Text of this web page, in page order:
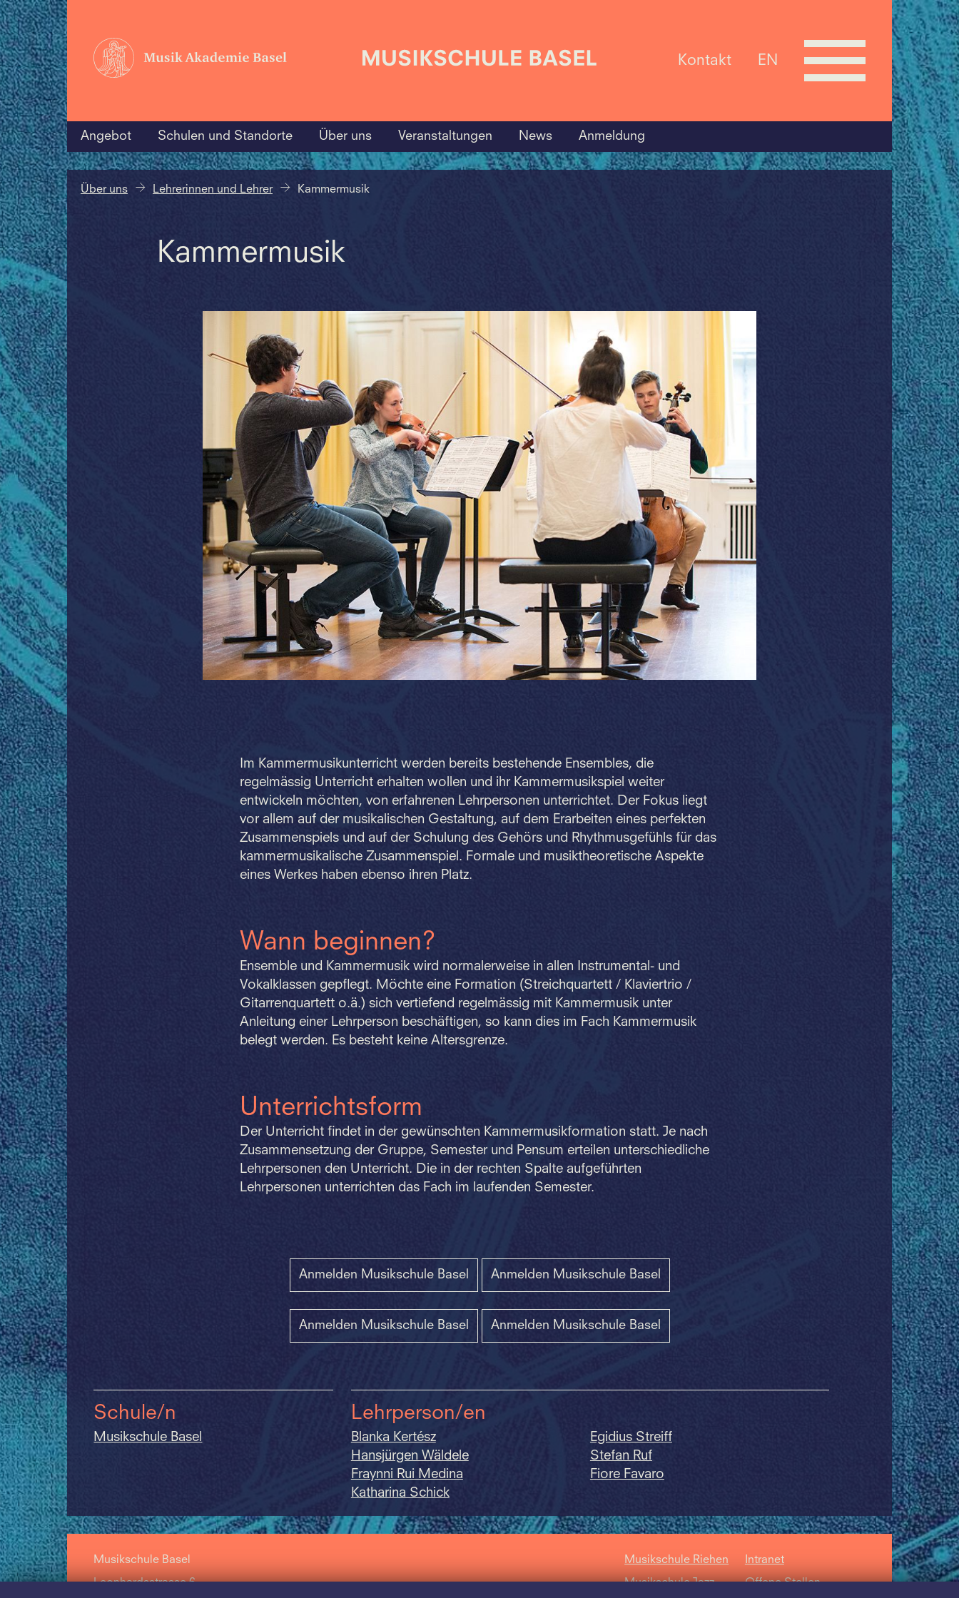
Kontakt EN
Angebot Schulen und Standorte Über uns Veranstaltungen News Anmeldung
Über uns Lehrerinnen und Lehrer Kammermusik
Kammermusik
Im Kammermusikunterricht werden bereits bestehende Ensembles, die
regelmässig Unterricht erhalten wollen und ihr Kammermusikspiel weiter
entwickeln möchten, von erfahrenen Lehrpersonen unterrichtet. Der Fokus liegt
vor allem auf der musikalischen Gestaltung, auf dem Erarbeiten eines perfekten
Zusammenspiels und auf der Schulung des Gehörs und Rhythmusgefühls für das
kammermusikalische Zusammenspiel. Formale und musiktheoretische Aspekte
eines Werkes haben ebenso ihren Platz.
Wann beginnen?
Ensemble und Kammermusik wird normalerweise in allen Instrumental- und
Vokalklassen gepflegt. Möchte eine Formation (Streichquartett / Klaviertrio /
Gitarrenquartett o.ä.) sich vertiefend regelmässig mit Kammermusik unter
Anleitung einer Lehrperson beschäftigen, so kann dies im Fach Kammermusik
belegt werden. Es besteht keine Altersgrenze.
Unterrichtsform
Der Unterricht findet in der gewünschten Kammermusikformation statt. Je nach
Zusammensetzung der Gruppe, Semester und Pensum erteilen unterschiedliche
Lehrpersonen den Unterricht. Die in der rechten Spalte aufgeführten
Lehrpersonen unterrichten das Fach im laufenden Semester.
Anmelden Musikschule Basel Anmelden Musikschule Basel
Anmelden Musikschule Basel Anmelden Musikschule Basel
Schule/n
Musikschule Basel
Lehrperson/en
Blanka Kertész
Egidius Streiff
Hansjürgen Wäldele
Stefan Ruf
Fraynni Rui Medina
Fiore Favaro
Katharina Schick
Musikschule Basel
Leonhardsstrasse 6
Musikschule Riehen
Musikschule Jazz
Intranet
Offene Stellen